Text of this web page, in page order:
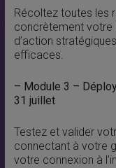
Récoltez toutes les
concrètement votre
d’action
efficaces.
– Module 3 –
31 juillet
Testez et valider
connectant à votre
votre connexion à